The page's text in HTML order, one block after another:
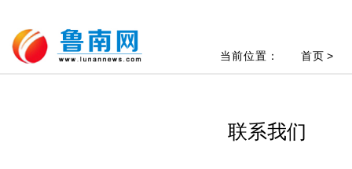
当前位置： 首页 >
联系我们